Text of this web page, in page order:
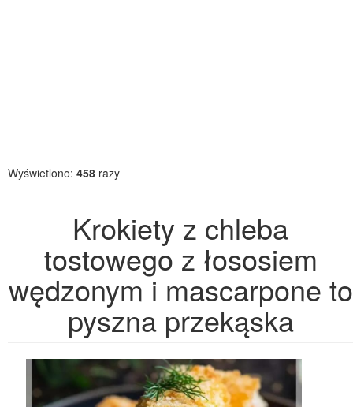
Wyświetlono: 458 razy
Krokiety z chleba
tostowego z łososiem
wędzonym i mascarpone to
pyszna przekąska